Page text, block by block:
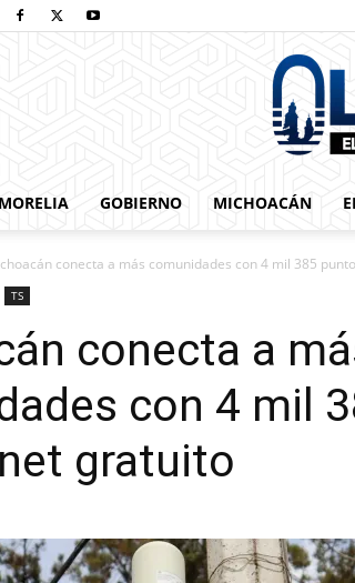
MORELIA GOBIERNO MICHOACÁN
conecta a más comunidades con 4 mil 385
TS
conecta a
con 4 mil
gratuito